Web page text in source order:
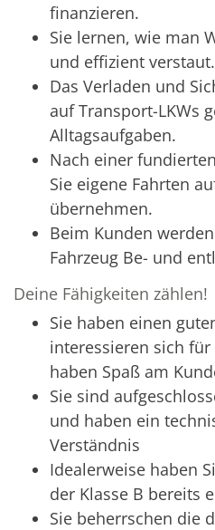
finanzieren.
Sie lernen, wie man
und effizient verstaut.
Das Verladen und
auf Transport-LKWs
Alltagsaufgaben.
Nach einer
Sie eigene Fahrten
übernehmen.
Beim Kunden
Fahrzeug Be- und
Deine Fähigkeiten zählen!
Sie haben einen
interessieren sich
haben Spaß am
Sie sind
und haben ein
Verständnis
Idealerweise haben
der Klasse B bereits
Sie beherrschen die